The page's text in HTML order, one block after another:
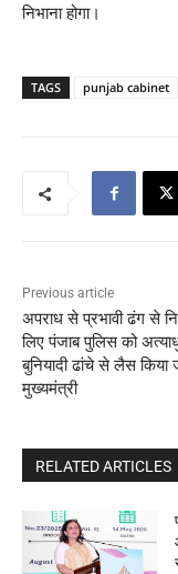
निभाना होगा।
TAGS punjab cabinet
Previous article
अपराध से प्रभावी ढंग से
लिए पंजाब पुलिस को
बुनियादी ढांचे से लैस किया
मुख्यमंत्री
RELATED ARTICLES